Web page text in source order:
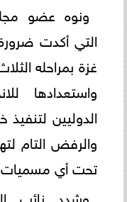
ونوه عضو
التي أكدت
غزة بمراحله
واستعدادها
الدوليين لتنفيذ
والرفض التام
تحت أي مسميات.
وشدد نائب